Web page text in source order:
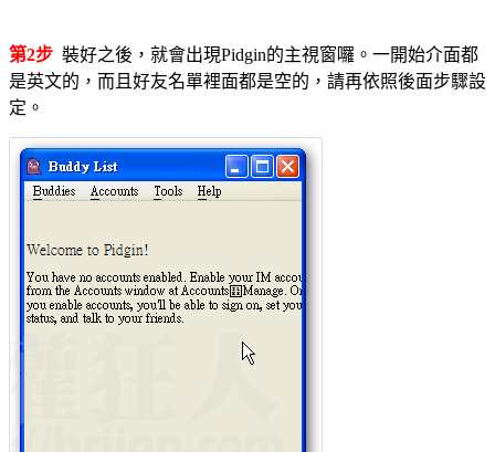
第2步 裝好之後，就會出現Pidgin的主視窗囉。一開始介面都
是英文的，而且好友名單裡面都是空的，請再依照後面步驟設
定。